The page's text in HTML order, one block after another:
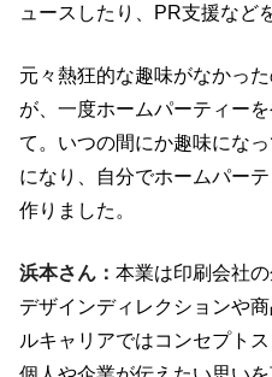
ュースしたり、PR支援など
元々熱狂的な趣味がなかっ
が、一度ホームパーティー
て。いつの間にか趣味にな
になり、自分でホームパー
作りました。
浜本さん： 本業は印刷会社
デザインディレクションや
ルキャリアではコンセプト